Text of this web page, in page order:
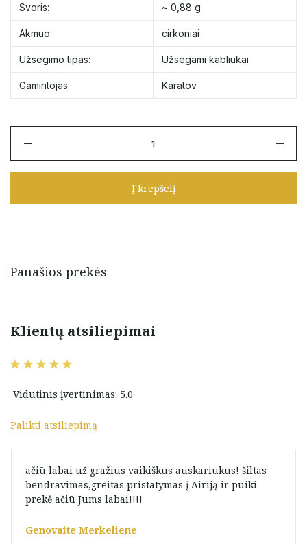
Svoris: ~ 0,88 g
Akmuo: cirkoniai
Užsegimo tipas: Užsegami kabliukai
Gamintojas: Karatov
Karatov
"Širdelės"
Į krepšelį
Panašios prekės
Klientų atsiliepimai
Vidutinis įvertinimas: 5.0
Palikti atsiliepimą
ačiū labai už gražius vaikiškus auskariukus! šiltas
bendravimas,greitas pristatymas į Airiją ir puiki
prekė ačiū Jums labai!!!!
Genovaite Merkeliene